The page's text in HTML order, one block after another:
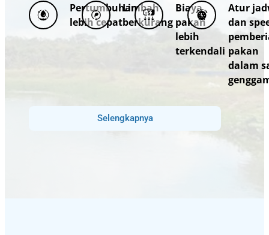
Pertumbuhan
lebih cepat
Limbah
berkurang
Biaya
pakan
lebih
terkendali
Atur
dan
pakan
dalam
Selengkapnya